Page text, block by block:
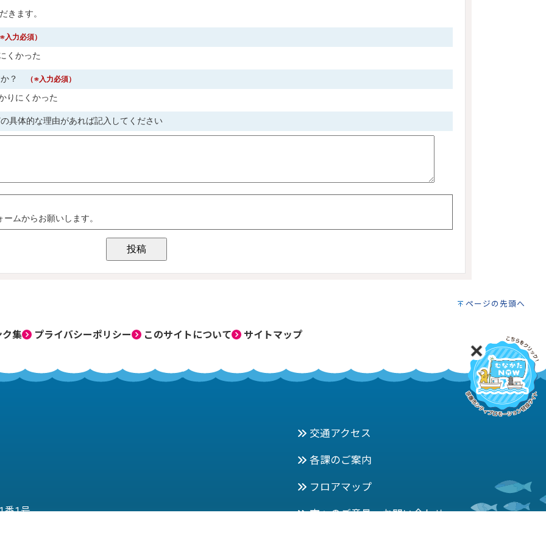
ページの先頭へ
集 プライバシーポリシー このサイトについて サイトマップ
1番1号
交通アクセス
各課のご案内
フロアマップ
市へのご意見 お問い合わせ